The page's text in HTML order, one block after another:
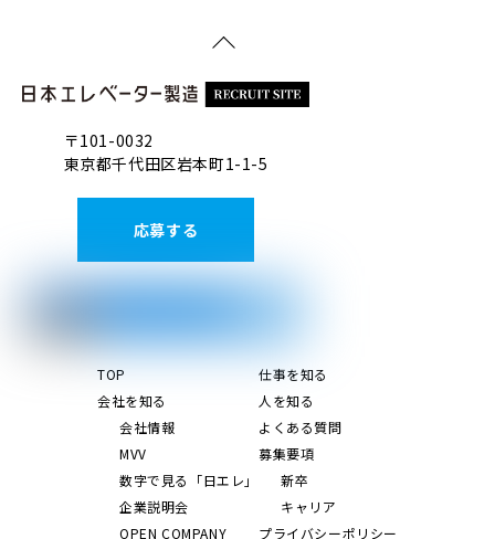
Back
To
〒101-0032
東京都千代田区岩本町1-1-5
応募する
TOP
会社を知る
会社情報
MVV
数字で見る「日エレ」
企業説明会
OPEN COMPANY
仕事を知る
人を知る
よくある質問
募集要項
新卒
キャリア
プライバシーポリシー